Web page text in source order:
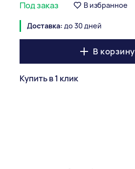
Под заказ В избранное
Доставка: до 30 дней
В корзину
Купить в 1 клик